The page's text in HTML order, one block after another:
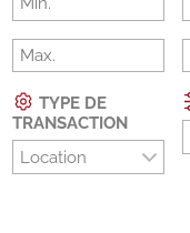
TYPE DE
TRANSACTION
Location